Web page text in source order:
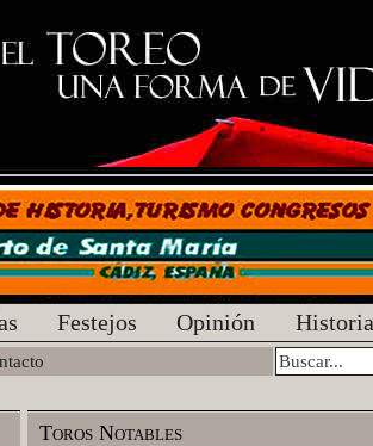
Festejos Opinión Historia
Toros Notables